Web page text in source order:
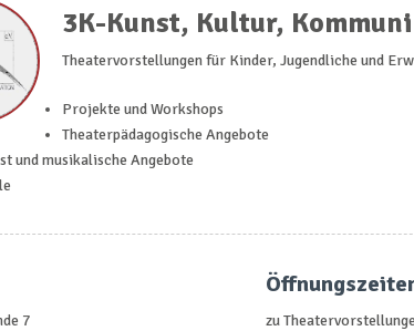
3K-Kunst, Kultur,
Theatervorstellungen für Kinder, Jugendliche und
Projekte und Workshops
Theaterpädagogische Angebote
und musikalische Angebote
7
zu